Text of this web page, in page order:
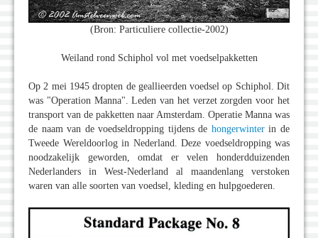
(Bron: Particuliere collectie-2002)
Weiland rond Schiphol vol met voedselpakketten
Op 2 mei 1945 dropten de geallieerden voedsel op Schiphol. Dit
was "Operation Manna". Leden van het verzet zorgden voor het
transport van de pakketten naar Amsterdam. Operatie Manna was
de naam van de voedseldropping tijdens de hongerwinterin de
Tweede Wereldoorlog in Nederland. Deze voedseldropping was
noodzakelijk geworden, omdat er velen honderdduizenden
Nederlanders in West-Nederland al maandenlang verstoken
waren van alle soorten van voedsel, kleding en hulpgoederen.